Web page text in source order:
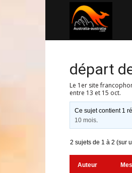
départ
Le 1er site
entre 13 et 15 oct.
Ce sujet contient 1
10 mois.
2 sujets de 1 à 2 (sur
Auteur